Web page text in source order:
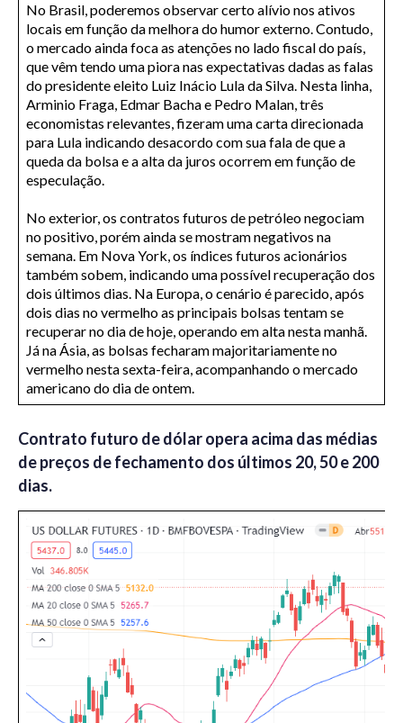
No Brasil, poderemos observar certo alívio nos ativos
locais em função da melhora do humor externo. Contudo,
o mercado ainda foca as atenções no lado fiscal do país,
que vêm tendo uma piora nas expectativas dadas as falas
do presidente eleito Luiz Inácio Lula da Silva. Nesta linha,
Arminio Fraga, Edmar Bacha e Pedro Malan, três
economistas relevantes, fizeram uma carta direcionada
para Lula indicando desacordo com sua fala de que a
queda da bolsa e a alta da juros ocorrem em função de
especulação.
No exterior, os contratos futuros de petróleo negociam
no positivo, porém ainda se mostram negativos na
semana. Em Nova York, os índices futuros acionários
também sobem, indicando uma possível recuperação dos
dois últimos dias. Na Europa, o cenário é parecido, após
dois dias no vermelho as principais bolsas tentam se
recuperar no dia de hoje, operando em alta nesta manhã.
Já na Ásia, as bolsas fecharam majoritariamente no
vermelho nesta sexta-feira, acompanhando o mercado
americano do dia de ontem.
Contrato futuro de dólar opera acima das médias
de preços de fechamento dos últimos 20, 50 e 200
dias.